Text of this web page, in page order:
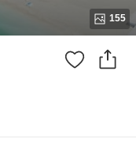
155